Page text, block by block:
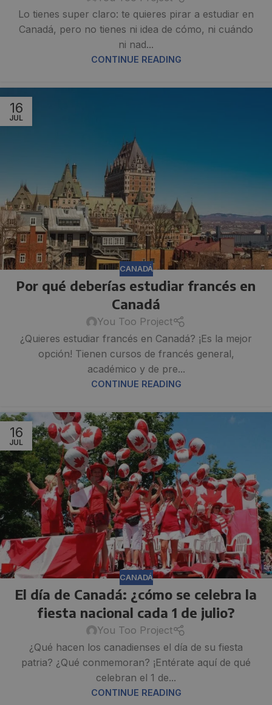
Lo tienes super claro: te quieres pirar a estudiar en
Canadá, pero no tienes ni idea de cómo, ni cuándo
ni nad...
CONTINUE READING
16
JUL
CANADÁ
Por qué deberías estudiar francés en
Canadá
You Too Project
¿Quieres estudiar francés en Canadá? ¡Es la mejor
opción! Tienen cursos de francés general,
académico y de pre...
CONTINUE READING
16
JUL
CANADÁ
El día de Canadá: ¿cómo se celebra la
fiesta nacional cada 1 de julio?
You Too Project
¿Qué hacen los canadienses el día de su fiesta
patria? ¿Qué conmemoran? ¡Entérate aquí de qué
celebran el 1 de...
CONTINUE READING